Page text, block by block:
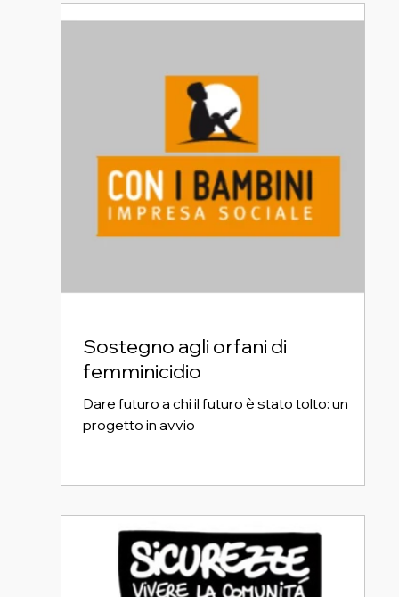
Sostegno agli orfani di
femminicidio
Dare futuro a chi il futuro è stato tolto: un
progetto in avvio